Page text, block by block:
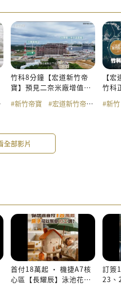
新竹 #美式別墅智慧城市 #美式別墅
竹帝寶 #新竹建案 #新竹預售屋 #
竹科8分鐘【宏道新竹帝
寶】預見二奈米廠增值大
#新竹帝寶 #宏道新竹帝寶 #新竹
【
竹科
#新竹
全部影片
首付18萬起 ‧ 機捷A7核
心區【長耀辰】泳池花園
訂簽
23、